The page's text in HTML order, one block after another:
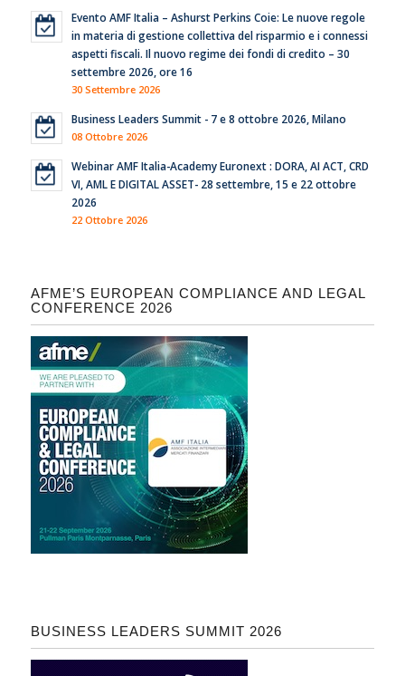
Evento AMF Italia – Ashurst Perkins Coie: Le nuove regole
in materia di gestione collettiva del risparmio e i connessi
aspetti fiscali. Il nuovo regime dei fondi di credito – 30
settembre 2026, ore 16
30 Settembre 2026
Business Leaders Summit - 7 e 8 ottobre 2026, Milano
08 Ottobre 2026
Webinar AMF Italia-Academy Euronext : DORA, AI ACT, CRD
VI, AML E DIGITAL ASSET- 28 settembre, 15 e 22 ottobre
2026
22 Ottobre 2026
AFME’S EUROPEAN COMPLIANCE AND LEGAL
CONFERENCE 2026
BUSINESS LEADERS SUMMIT 2026